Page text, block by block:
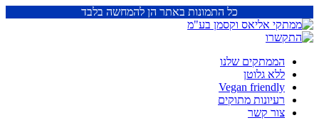
כל התמונות באתר הן להמחשה בלבד
הממתקים שלנו
ללא גלוטן
Vegan friendly
רעיונות מתוקים
צור קשר